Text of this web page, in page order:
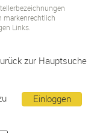
markenrechtlich
Links.
zur Hauptsuche
Einloggen